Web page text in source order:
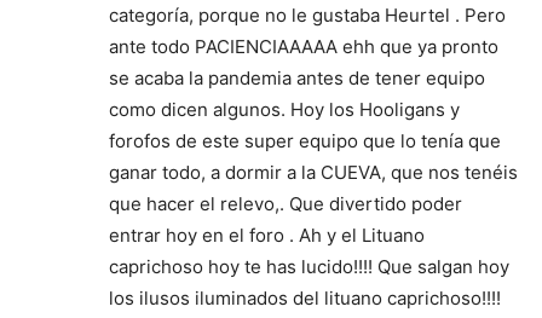
categoría, porque no le gustaba Heurtel . Pero
ante todo PACIENCIAAAAA ehh que ya pronto
se acaba la pandemia antes de tener equipo
como dicen algunos. Hoy los Hooligans y
forofos de este super equipo que lo tenía que
ganar todo, a dormir a la CUEVA, que nos tenéis
que hacer el relevo,. Que divertido poder
entrar hoy en el foro . Ah y el Lituano
caprichoso hoy te has lucido!!!! Que salgan hoy
los ilusos iluminados del lituano caprichoso!!!!